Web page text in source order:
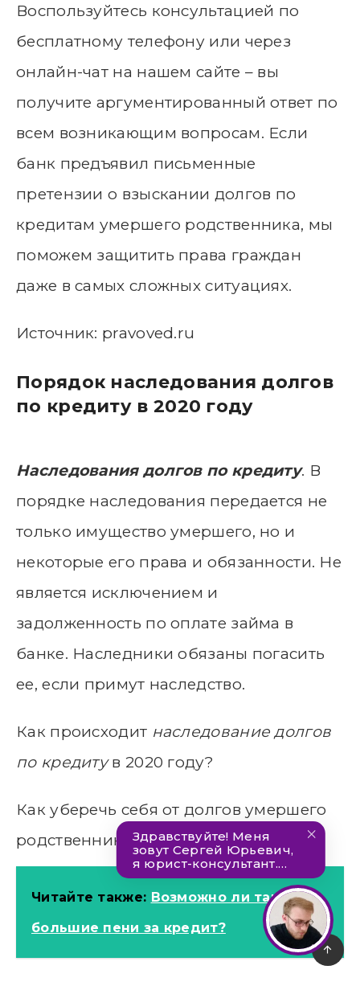
Воспользуйтесь консультацией по
бесплатному телефону или через
онлайн-чат на нашем сайте – вы
получите аргументированный ответ по
всем возникающим вопросам. Если
банк предъявил письменные
претензии о взыскании долгов по
кредитам умершего родственника, мы
поможем защитить права граждан
даже в самых сложных ситуациях.
Источник: pravoved.ru
Порядок наследования долгов
по кредиту в 2020 году
Наследования долгов по кредиту. В
порядке наследования передается не
только имущество умершего, но и
некоторые его права и обязанности. Не
является исключением и
задолженность по оплате займа в
банке. Наследники обязаны погасить
ее, если примут наследство.
Как происходит наследование долгов
по кредитув 2020 году?
Как уберечь себя от долгов умершего
родственника?
Читайте также: Возможно ли такие
большие пени за кредит?